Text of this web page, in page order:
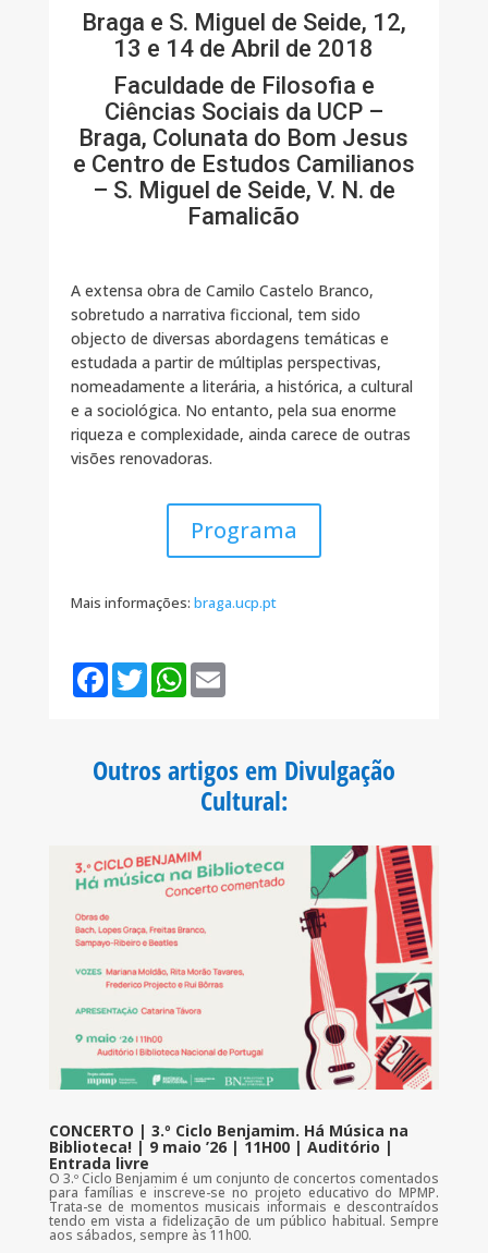
Braga e S. Miguel de Seide, 12,
13 e 14 de Abril de 2018
Faculdade de Filosofia e
Ciências Sociais da UCP –
Braga, Colunata do Bom Jesus
e Centro de Estudos Camilianos
– S. Miguel de Seide, V. N. de
Famalicão
A extensa obra de Camilo Castelo Branco,
sobretudo a narrativa ficcional, tem sido
objecto de diversas abordagens temáticas e
estudada a partir de múltiplas perspectivas,
nomeadamente a literária, a histórica, a cultural
e a sociológica. No entanto, pela sua enorme
riqueza e complexidade, ainda carece de outras
visões renovadoras.
Programa
Mais informações: braga.ucp.pt
F
o
T
w
r
W
p
E
Outros artigos em Divulgação
Cultural:
CONCERTO | 3.º Ciclo Benjamim. Há Música na
Biblioteca! | 9 maio ’26 | 11H00 | Auditório |
Entrada livre
O 3.º Ciclo Benjamim é um conjunto de concertos comentados
para famílias e inscreve-se no projeto educativo do MPMP.
Trata-se de momentos musicais informais e descontraídos
tendo em vista a fidelização de um público habitual. Sempre
aos sábados, sempre às 11h00.